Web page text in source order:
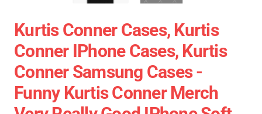
Kurtis Conner Cases, Kurtis
Conner IPhone Cases, Kurtis
Conner Samsung Cases -
Funny Kurtis Conner Merch